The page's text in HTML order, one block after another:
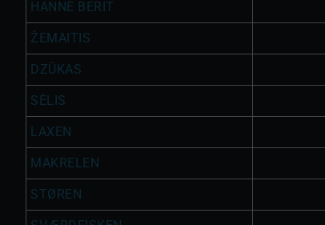
HANNE BERIT
ŽEMAITIS
DZÛKAS
SĖLIS
LAXEN
MAKRELEN
STØREN